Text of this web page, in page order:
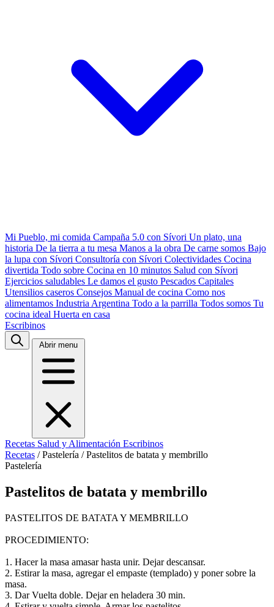
Mi Pueblo, mi comida Campaña 5.0 con Sívori Un plato, una
historia De la tierra a tu mesa Manos a la obra De carne somos Bajo
la lupa con Sívori Consultoría con Sívori Colectividades Cocina
divertida Todo sobre Cocina en 10 minutos Salud con Sívori
Ejercicios saludables Le damos el gusto Pescados Capitales
Utensilios caseros Consejos Manual de cocina Como nos
alimentamos Industria Argentina Todo a la parrilla Todos somos Tu
cocina ideal Huerta en casa
Escribinos
Abrir menu
Recetas Salud y Alimentación Escribinos
Recetas / Pastelería / Pastelitos de batata y membrillo
Pastelería
Pastelitos de batata y membrillo
PASTELITOS DE BATATA Y MEMBRILLO
PROCEDIMIENTO:
1. Hacer la masa amasar hasta unir. Dejar descansar.
2. Estirar la masa, agregar el empaste (templado) y poner sobre la
masa.
3. Dar Vuelta doble. Dejar en heladera 30 min.